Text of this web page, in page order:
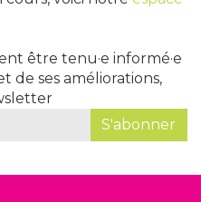
être tenu·e informé·e
de ses améliorations,
S'abonner